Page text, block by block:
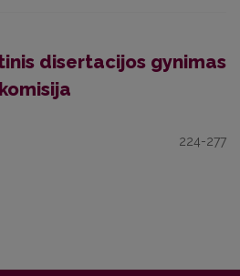
disertacijos gynimas
224-277